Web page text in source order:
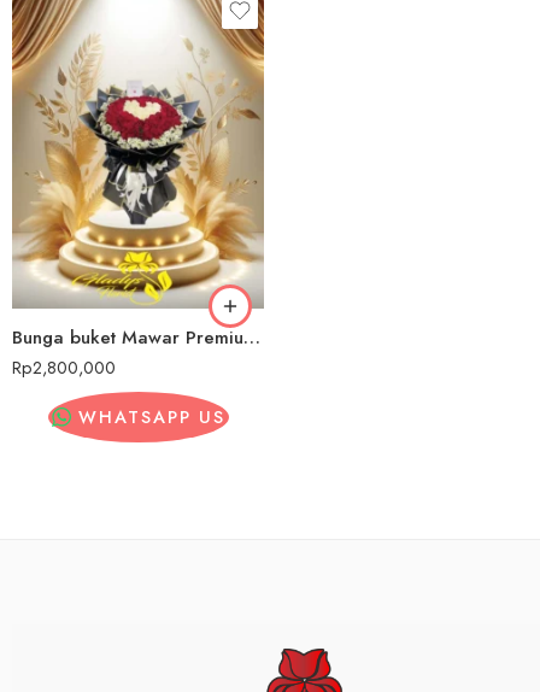
Bunga buket Mawar Premium Sijunjung
Rp2,800,000
WHATSAPP US